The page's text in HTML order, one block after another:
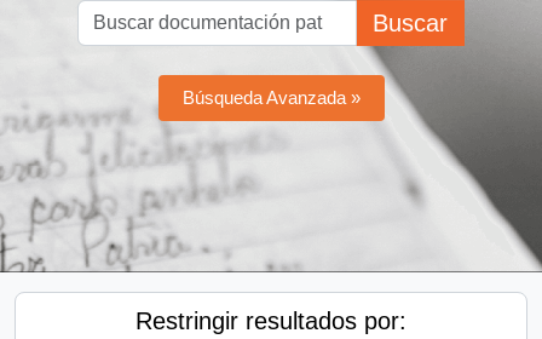
Buscar
Búsqueda Avanzada »
Restringir resultados por: